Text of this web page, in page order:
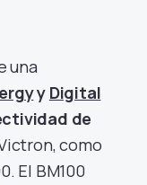
una
y Digital
de
como
El BM100